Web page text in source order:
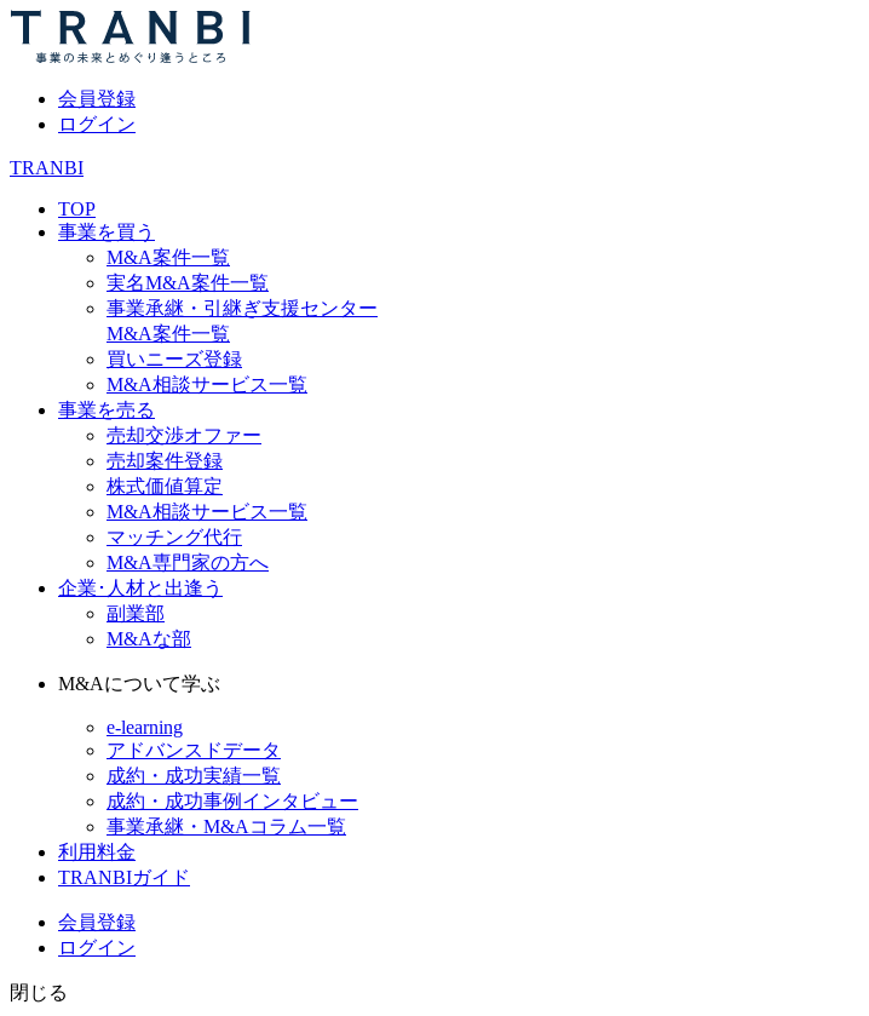
会員登録
ログイン
TRANBI
TOP
事業を買う
M&A案件一覧
実名M&A案件一覧
事業承継・引継ぎ支援センター
M&A案件一覧
買いニーズ登録
M&A相談サービス一覧
事業を売る
売却交渉オファー
売却案件登録
株式価値算定
M&A相談サービス一覧
マッチング代行
M&A専門家の方へ
企業･人材と出逢う
副業部
M&Aな部
M&Aについて学ぶ
e-learning
アドバンスドデータ
成約・成功実績一覧
成約・成功事例インタビュー
事業承継・M&Aコラム一覧
利用料金
TRANBIガイド
会員登録
ログイン
閉じる